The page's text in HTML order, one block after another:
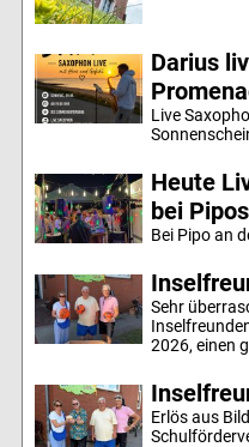
Darius
Live
Heute
bei
Bei Pipo an
Sehr
2026, einen
Erlös aus